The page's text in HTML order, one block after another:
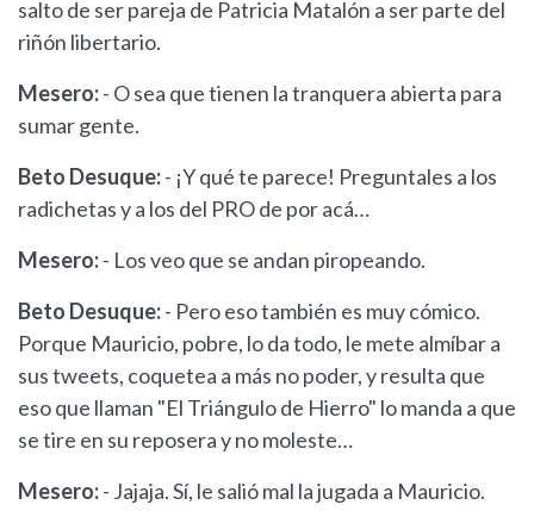
salto de ser pareja de Patricia Matalón a ser parte del
riñón libertario.
Mesero:- O sea que tienen la tranquera abierta para
sumar gente.
Beto Desuque:- ¡Y qué te parece! Preguntales a los
radichetas y a los del PRO de por acá…
Mesero:- Los veo que se andan piropeando.
Beto Desuque:- Pero eso también es muy cómico.
Porque Mauricio, pobre, lo da todo, le mete almíbar a
sus tweets, coquetea a más no poder, y resulta que
eso que llaman "El Triángulo de Hierro" lo manda a que
se tire en su reposera y no moleste…
Mesero:- Jajaja. Sí, le salió mal la jugada a Mauricio.